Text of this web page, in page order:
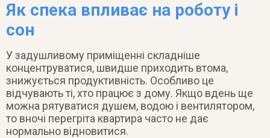
Як спека впливає на роботу і
сон
У задушливому приміщенні складніше
концентруватися, швидше приходить втома,
знижується продуктивність. Особливо це
відчувають ті, хто працює з дому. Якщо вдень ще
можна рятуватися душем, водою і вентилятором,
то вночі перегріта квартира часто не дає
нормально відновитися.